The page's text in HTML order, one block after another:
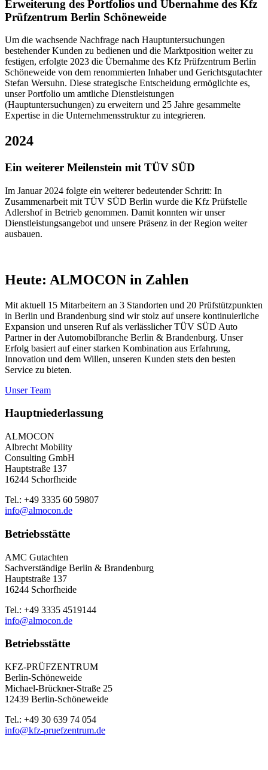
Erweiterung des Portfolios und Übernahme des Kfz
Prüfzentrum Berlin Schöneweide
Um die wachsende Nachfrage nach Hauptuntersuchungen
bestehender Kunden zu bedienen und die Marktposition weiter zu
festigen, erfolgte 2023 die Übernahme des Kfz Prüfzentrum Berlin
Schöneweide von dem renommierten Inhaber und Gerichtsgutachter
Stefan Wersuhn. Diese strategische Entscheidung ermöglichte es,
unser Portfolio um amtliche Dienstleistungen
(Hauptuntersuchungen) zu erweitern und 25 Jahre gesammelte
Expertise in die Unternehmensstruktur zu integrieren.
2024
Ein weiterer Meilenstein mit TÜV SÜD
Im Januar 2024 folgte ein weiterer bedeutender Schritt: In
Zusammenarbeit mit TÜV SÜD Berlin wurde die Kfz Prüfstelle
Adlershof in Betrieb genommen. Damit konnten wir unser
Dienstleistungsangebot und unsere Präsenz in der Region weiter
ausbauen.
Heute: ALMOCON in Zahlen
Mit aktuell 15 Mitarbeitern an 3 Standorten und 20 Prüfstützpunkten
in Berlin und Brandenburg sind wir stolz auf unsere kontinuierliche
Expansion und unseren Ruf als verlässlicher TÜV SÜD Auto
Partner in der Automobilbranche Berlin & Brandenburg. Unser
Erfolg basiert auf einer starken Kombination aus Erfahrung,
Innovation und dem Willen, unseren Kunden stets den besten
Service zu bieten.
Unser Team
Hauptniederlassung
ALMOCON
Albrecht Mobility
Consulting GmbH
Hauptstraße 137
16244 Schorfheide
Tel.: +49 3335 60 59807
info@almocon.de
Betriebsstätte
AMC Gutachten
Sachverständige Berlin & Brandenburg
Hauptstraße 137
16244 Schorfheide
Tel.: +49 3335 4519144
info@almocon.de
Betriebsstätte
KFZ-PRÜFZENTRUM
Berlin-Schöneweide
Michael-Brückner-Straße 25
12439 Berlin-Schöneweide
Tel.: +49 30 639 74 054
info@kfz-pruefzentrum.de